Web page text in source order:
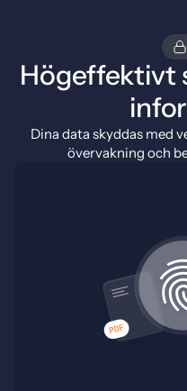
Högeffektivt
Dina data skyddas med
övervakning och